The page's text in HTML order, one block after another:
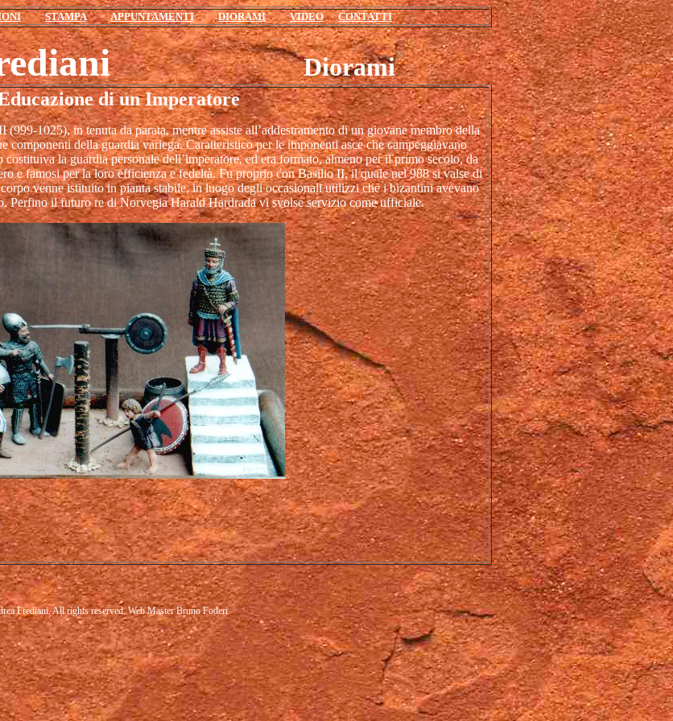
STAMPA APPUNTAMENTI DIORAMI VIDEO CONTATTI
FredianiDiorami
di un Imperatore
1025), in tenuta da parata, mentre assiste all’addestramento di un giovane membro della
componenti della guardia variega. Caratteristico per le imponenti asce che campeggiavano
la guardia personale dell’imperatore, ed era formato, almeno per il primo secolo, da
e famosi per la loro efficienza e fedeltà. Fu proprio con Basilio II, il quale nel 988 si valse di
venne istituito in pianta stabile, in luogo degli occasionali utilizzi che i bizantini avevano
Perfino il futuro re di Norvegia Harald Hardrada vi svolse servizio come ufficiale.
Frediani. All rights reserved. Web Master Bruno Foderi